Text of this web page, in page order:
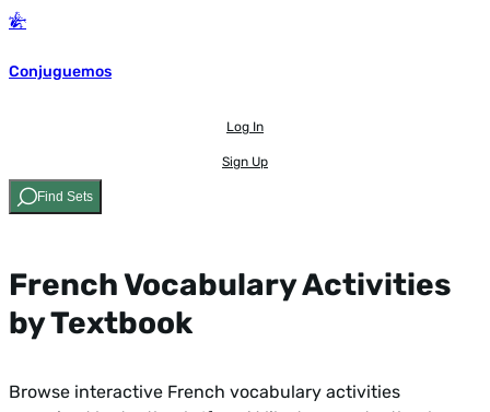
Conjuguemos
Log In
Sign Up
Find Sets
French Vocabulary Activities
by Textbook
Browse interactive French vocabulary activities